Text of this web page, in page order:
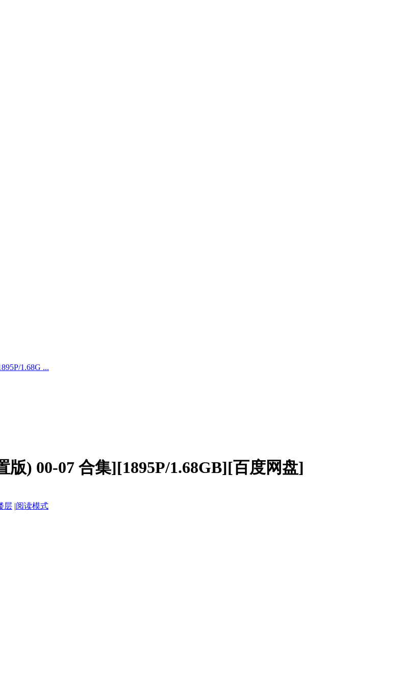
1.68G ...
) 00-07 合集][1895P/1.68GB][百度网盘]
层 |阅读模式